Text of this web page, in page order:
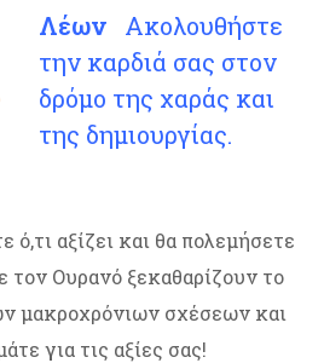
Λέων Ακολουθήστε
την καρδιά σας στον
δρόμο της χαράς και
της δημιουργίας.
ό,τι αξίζει και θα πολεμήσετε
τον Ουρανό ξεκαθαρίζουν το
μακροχρόνιων σχέσεων και
για τις αξίες σας!